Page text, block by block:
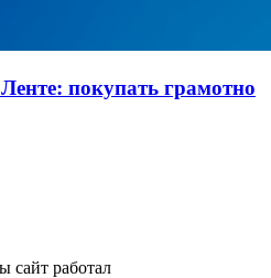
покупать грамотно
сайт работал